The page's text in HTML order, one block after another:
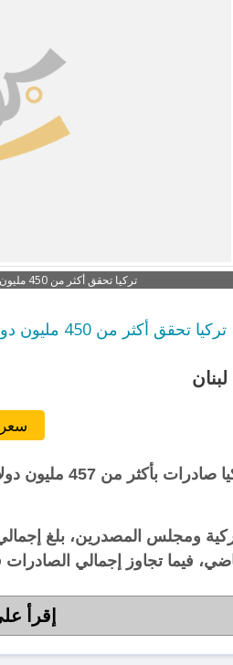
تركيا تحقق أكثر من 450 مليون دولار من صادرات السفن واليخوت خلال 4 أشهر
تركيا تحقق أكثر من 450 مليون دولار من صادرات السفن واليخوت خلال 4 أشهر
حقق قطاع
تجاوز إجمالي الصادرات في الفترة
إقرأ